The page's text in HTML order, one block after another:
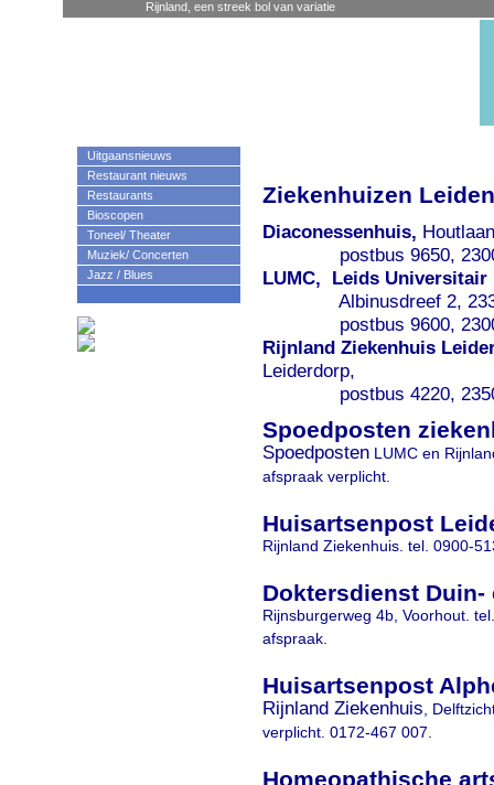
Rijnland, een streek bol van variatie
Uitgaansnieuws
Restaurant nieuws
Restaurants
Bioscopen
Toneel/ Theater
Muziek/ Concerten
Jazz / Blues
Ziekenhuizen Leiden
Diaconessenhuis,
postbus 9650, 2300
LUMC, Leids Universitair
Albinusdreef 2, 2333
postbus 9600, 2300
Rijnland Ziekenhuis
Leiderdorp,
postbus 4220, 2350
Spoedposten
Spoedposten LUMC en
afspraak verplicht.
Huisartsenpost
Rijnland Ziekenhuis. tel. 0900-
Doktersdienst
Rijnsburgerweg 4b, Voorhout.
afspraak.
Huisartsenpost
Rijnland Ziekenhuis ,
verplicht. 0172-467 007.
Homeopathische